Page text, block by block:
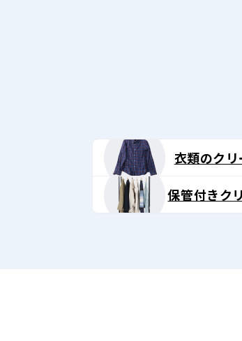
衣類のク
保管付きク